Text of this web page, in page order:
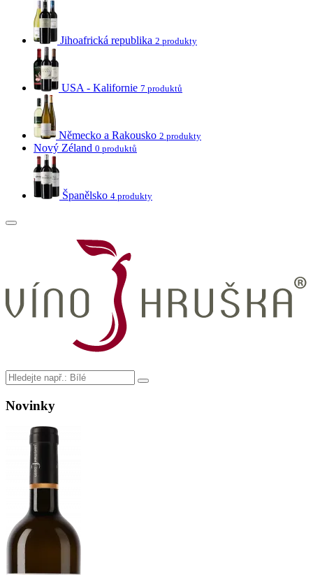
Jihoafrická republika 2 produkty
USA - Kalifornie 7 produktů
Německo a Rakousko 2 produkty
Nový Zéland 0 produktů
Španělsko 4 produkty
Novinky